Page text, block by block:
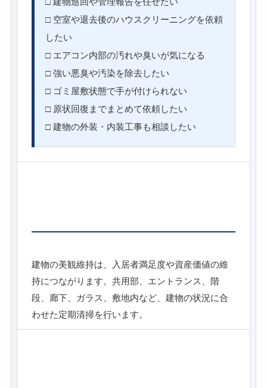
□ 空室や退去後のハウスクリーニングを依頼
したい
□ エアコン内部の汚れや臭いが気になる
□ 強い悪臭や汚染を除去したい
□ ゴミ屋敷状態で手が付けられない
□ 原状回復までまとめて依頼したい
□ 建物の外装・内装工事も相談したい
建物の美観維持は、入居者満足度や資産価値の維
持につながります。共用部、エントランス、階
段、廊下、ガラス、敷地内など、建物の状況に合
わせた定期清掃を行います。